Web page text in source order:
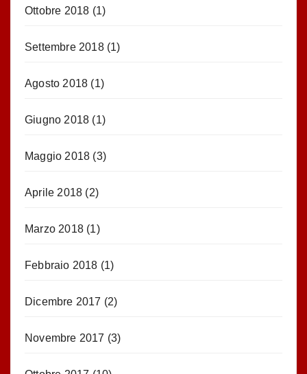
Ottobre 2018 (1)
Settembre 2018(1)
Agosto 2018 (1)
Giugno 2018 (1)
Maggio 2018 (3)
Aprile 2018 (2)
Marzo 2018 (1)
Febbraio 2018 (1)
Dicembre 2017 (2)
Novembre 2017 (3)